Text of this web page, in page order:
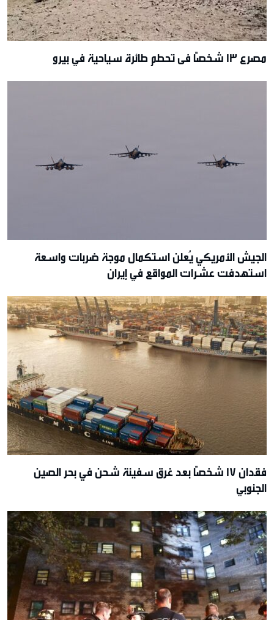
مصرع 13 شخصًا في تحطم طائرة سياحية في بيرو
الجيش الأمريكي يُعلن استكمال موجة ضربات واسعة
استهدفت عشرات المواقع في إيران
فقدان 17 شخصًا بعد غرق سفينة شحن في بحر الصين
الجنوبي